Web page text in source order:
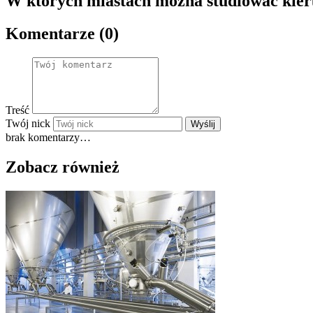
Komentarze (0)
Treść
Twój nick
Wyślij
brak komentarzy…
Zobacz również